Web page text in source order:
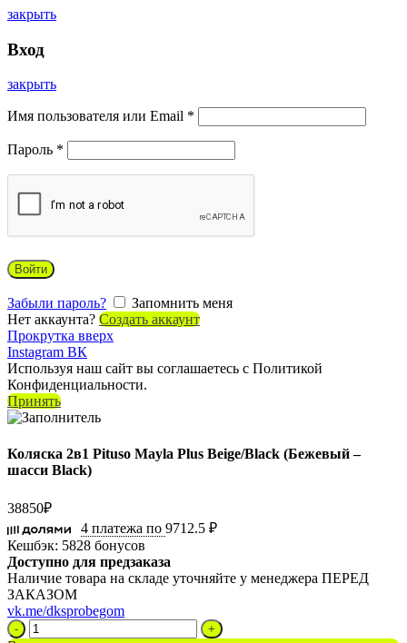
закрыть
Вход
закрыть
Имя пользователя или Email *
Пароль *
Войти
Забыли пароль?
Запомнить меня
Нет аккаунта? Создать аккаунт
Прокрутка вверх
Instagram ВК
Используя наш сайт вы соглашаетесь с Политикой
Конфиденциальности.
Принять
Коляска 2в1 Pituso Mayla Plus Beige/Black (Бежевый –
шасси Black)
38850₽
4 платежа по 9712.5 ₽
Кешбэк: 5828 бонусов
Доступно для предзаказа
Наличие товара на складе уточняйте у менеджера ПЕРЕД
ЗАКАЗОМ
vk.me/dksprobegom
Количество